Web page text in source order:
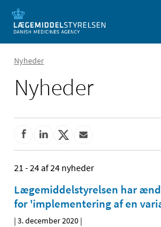
Nyheder
Nyheder
21 - 24 af 24 nyheder
Lægemiddelstyrelsen har
for 'implementering af en
|3. december 2020 |